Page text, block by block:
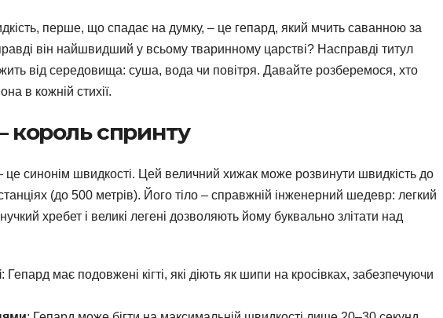
перше, що спадає на думку, – це гепард, який мчить саванною за
він найшвидший у всьому тваринному царстві? Насправді титул
від середовища: суша, вода чи повітря. Давайте розберемося, хто
в кожній стихії.
король спринту
синонім швидкості. Цей величний хижак може розвинути швидкість до
(до 500 метрів). Його тіло – справжній інженерний шедевр: легкий
хребет і великі легені дозволяють йому буквально злітати над
: Гепард має подовжені кігті, які діють як шипи на кросівках, забезпечуючи